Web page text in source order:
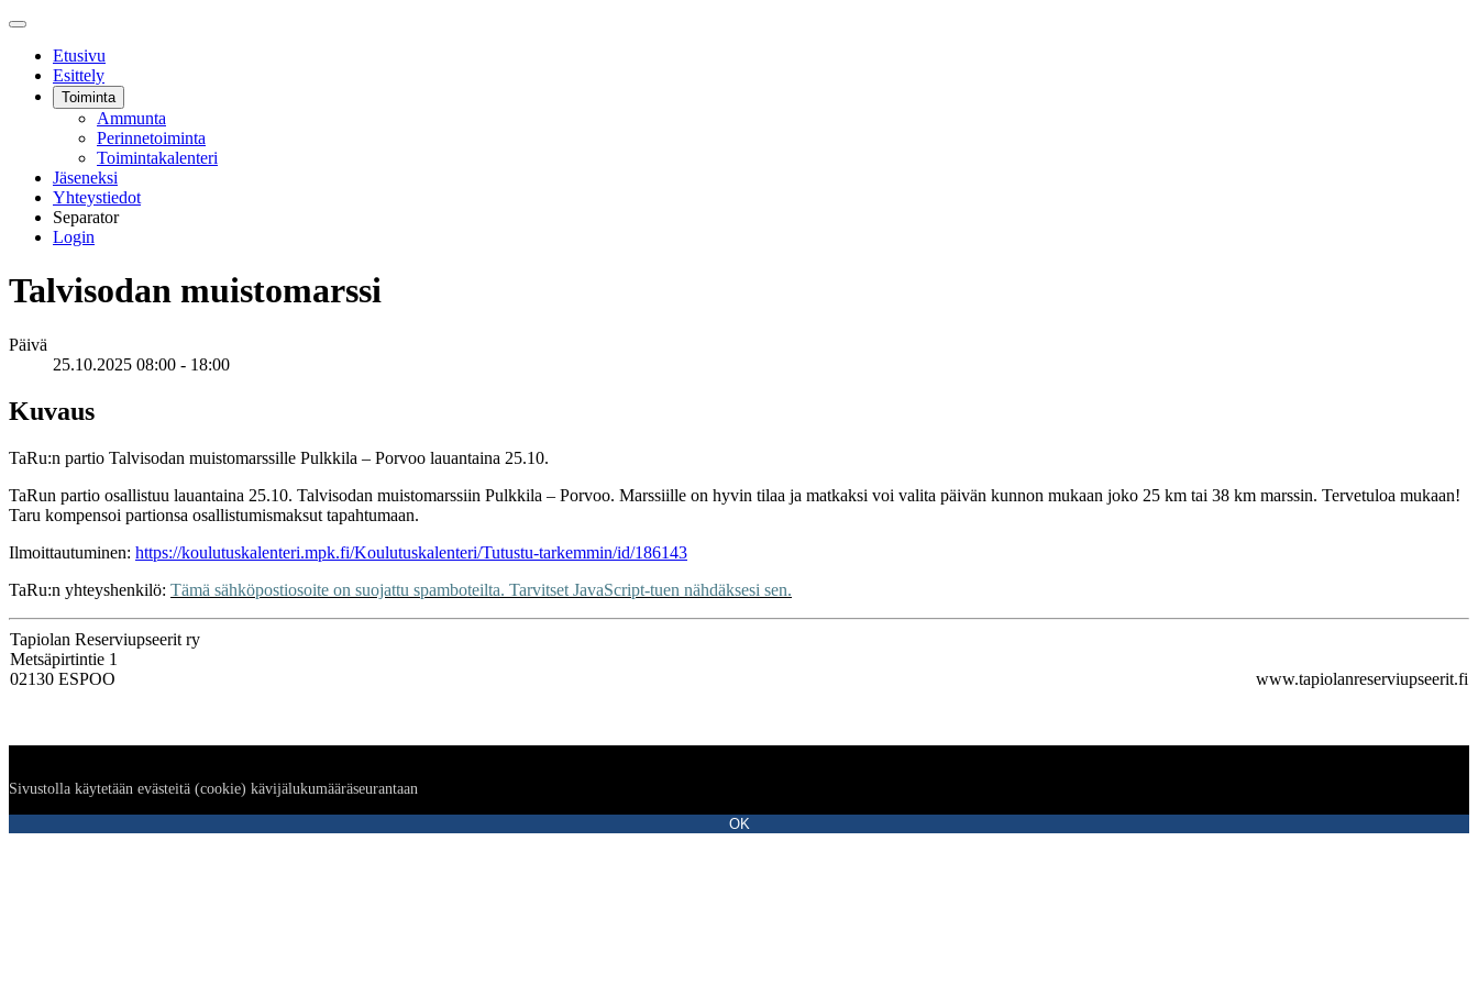
Etusivu
Esittely
Toiminta
Ammunta
Perinnetoiminta
Toimintakalenteri
Jäseneksi
Yhteystiedot
Separator
Login
Talvisodan muistomarssi
Päivä
25.10.2025 08:00 - 18:00
Kuvaus
TaRu:n partio Talvisodan muistomarssille Pulkkila – Porvoo lauantaina 25.10.
TaRun partio osallistuu lauantaina 25.10. Talvisodan muistomarssiin Pulkkila – Porvoo. Marssiille on hyvin tilaa ja matkaksi voi valita päivän kunnon mukaan joko 25 km tai 38 km marssin. Tervetuloa mukaan!
Taru kompensoi partionsa osallistumismaksut tapahtumaan.
Ilmoittautuminen: https://koulutuskalenteri.mpk.fi/Koulutuskalenteri/Tutustu-tarkemmin/id/186143
TaRu:n yhteyshenkilö: Tämä sähköpostiosoite on suojattu spamboteilta. Tarvitset JavaScript-tuen nähdäksesi sen.
Tapiolan Reserviupseerit ry
Metsäpirtintie 1
02130 ESPOO
www.tapiolanreserviupseerit.fi
Sivustolla käytetään evästeitä (cookie) kävijälukumääräseurantaan
OK